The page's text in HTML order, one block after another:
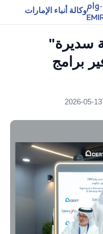
وكالة أنباء الإمارات
سديرة"
برامج
2026-05-